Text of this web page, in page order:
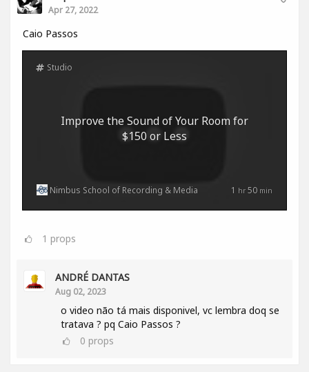
Apr 27, 2022
Caio Passos
Improve the Sound of Your Room for
$150 or Less
Studio
1 hr 50 min
Nimbus School of Recording & Media
1 props
ANDRÉ DANTAS
Aug 02, 2023
o video não tá mais disponivel, vc lembra doq se
tratava ? pq Caio Passos ?
0 props